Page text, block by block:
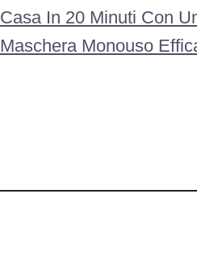
Casa In 20 Minuti Con
Maschera Monouso